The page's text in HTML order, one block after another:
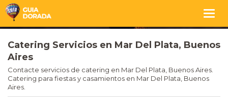
Catering Servicios en Mar Del Plata, Buenos
Aires
Contacte servicios de catering en Mar Del Plata, Buenos Aires.
Catering para fiestas y casamientos en Mar Del Plata, Buenos
Aires.